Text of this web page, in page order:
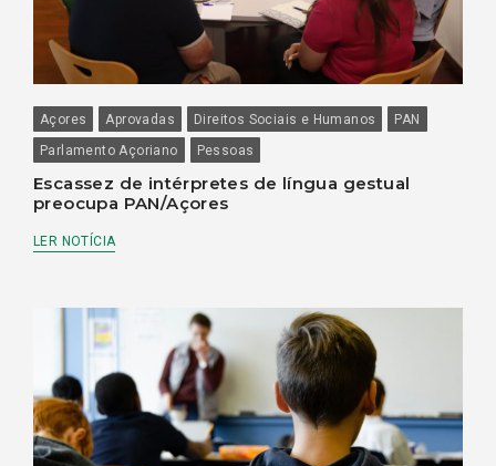
Açores Aprovadas Direitos Sociais e Humanos
PAN
Parlamento Açoriano
Pessoas
Escassez de intérpretes de língua gestual
preocupa PAN/Açores
LER NOTÍCIA